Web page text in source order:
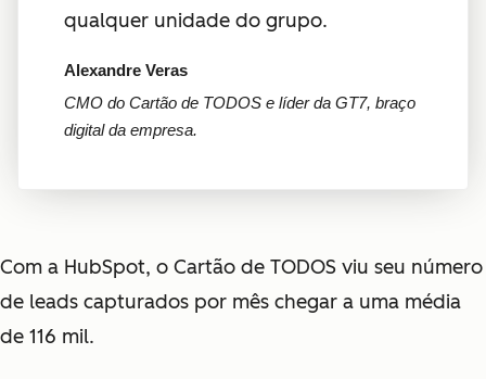
qualquer unidade do grupo.
Alexandre Veras
CMO do Cartão de TODOS e líder da GT7, braço
digital da empresa.
Com a HubSpot, o Cartão de TODOS viu seu número
de leads capturados por mês chegar a uma média
de 116 mil.